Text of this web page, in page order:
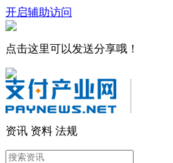
开启辅助访问
点击这里可以发送分享哦！
资讯 资料 法规